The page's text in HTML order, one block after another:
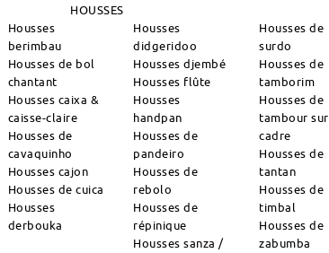
HOUSSES
Housses
berimbau
Housses de bol
chantant
Housses caixa &
caisse-claire
Housses de
cavaquinho
Housses cajon
Housses de cuica
Housses
derbouka
Housses
didgeridoo
Housses djembé
Housses flûte
Housses
handpan
Housses de
pandeiro
Housses de
rebolo
Housses de
répinique
Housses sanza /
Housses de
surdo
Housses de
tamborim
Housses de
tambour sur
cadre
Housses de
tantan
Housses de
timbal
Housses de
zabumba